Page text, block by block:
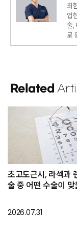
최
업
술,
로
Related
초고도근시, 라섹과
술 중 어떤 수술이
2026.07.31